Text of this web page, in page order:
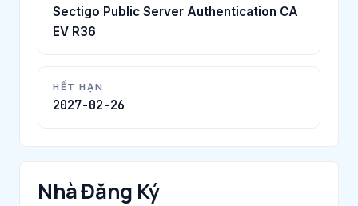
Sectigo Public Server Authentication CA
EV R36
HẾT HẠN
2027-02-26
Nhà Đăng Ký